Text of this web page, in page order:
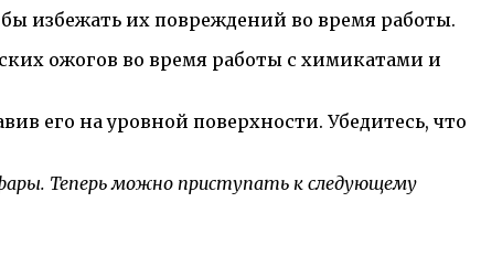
избежать их повреждений во время работы.
ожогов во время работы с химикатами и
его на уровной поверхности. Убедитесь, что
Теперь можно приступать к следующему